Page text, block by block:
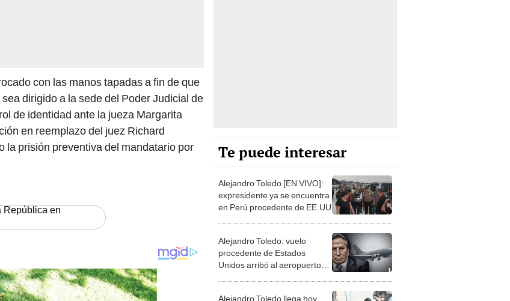
con las manos tapadas a fin de que
dirigido a la sede del Poder Judicial de
de identidad ante la jueza Margarita
en reemplazo del juez Richard
la prisión preventiva del mandatario por
República en
Te puede interesar
Alejandro Toledo [EN VIVO]:
expresidente ya se encuentra
en Perú procedente de EE.UU
Alejandro Toledo: vuelo
procedente de Estados
Unidos arribó al aeropuerto
Alejandro Toledo llega hoy